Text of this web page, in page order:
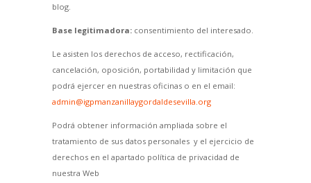
blog.
Base legitimadora:consentimiento del interesado.
Le asisten los derechos de acceso, rectificación,
cancelación, oposición, portabilidad y limitación que
podrá ejercer en nuestras oficinas o en el email:
admin@igpmanzanillaygordaldesevilla.org
Podrá obtener información ampliada sobre el
tratamiento de sus datos personales y el ejercicio de
derechos en el apartado política de privacidad de
nuestra Web